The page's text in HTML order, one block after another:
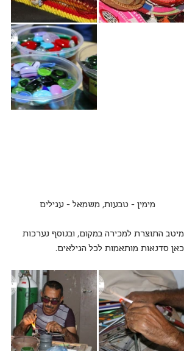
מימין - טבעות, משמאל - עגילים
מיטב התוצרת למכירה במקום, ובנוסף נערכות
כאן סדנאות מותאמות לכל הגילאים.